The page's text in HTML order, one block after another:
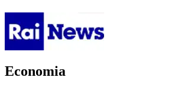
Economia